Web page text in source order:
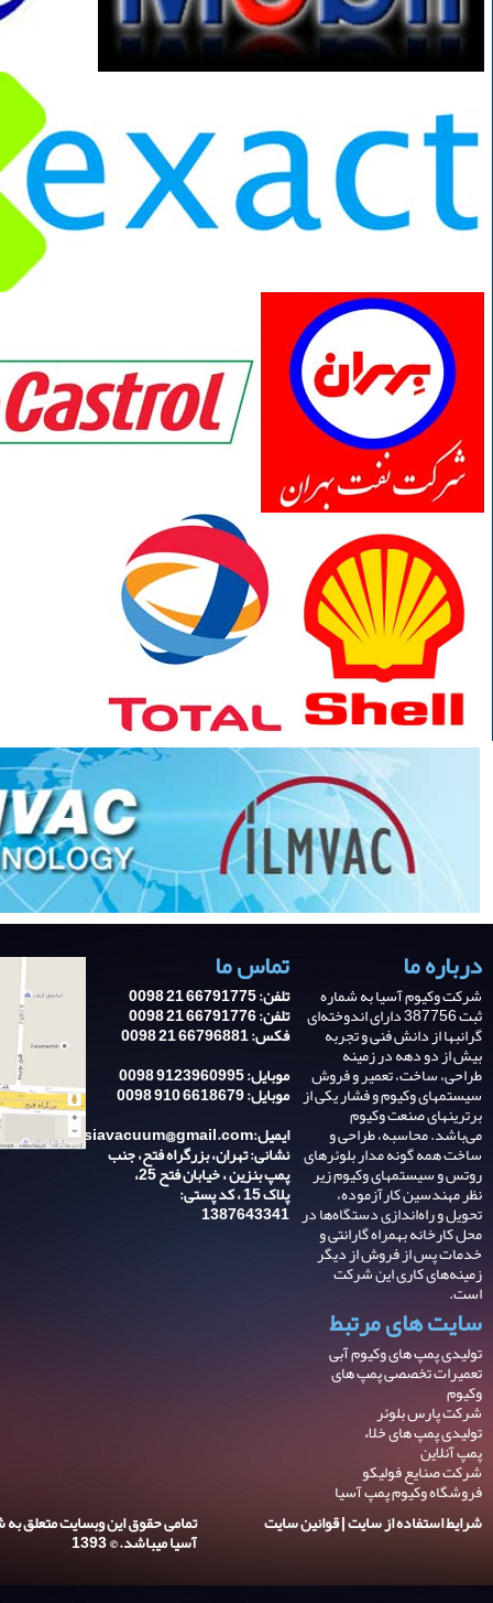
درباره ما
شرکت وکیوم آسیا به شماره
ثبت 387756 دارای اندوخته‌ای
گرانبها از دانش فنی و تجربه‌
بیش از دو دهه در زمینه
طراحی، ساخت، تعمیر و فروش
سیستمهای وکیوم و فشار یکی از
برترینهای صنعت وکیوم
می‌باشد. محاسبه، طراحی و
ساخت همه گونه مدار بلوئرهای
روتس و سیستمهای وکیوم زیر
نظر مهندسین کارآزموده،
تحویل و راه‌اندازی دستگاه‌ها در
محل کارخانه بهمراه گارانتی و
خدمات پس از فروش از دیگر
زمینه‌های کاری این شرکت
است.
سایت های مرتبط
تولیدی پمپ های وکیوم آبی
تعمیرات تخصصی پمپ های
وکیوم
شرکت پارس بلوئر
تولیدی پمپ های خلاء
پمپ آنلاین
شرکت صنایع فولیکو
فروشگاه وکیوم پمپ آسیا
تماس ما
تلفن: 66791775 21 0098
تلفن: 66791776 21 0098
فکس: 66796881 21 0098
موبایل: 9123960995 0098
موبایل: 6618679 910 0098
ایمیل:asiavacuum@gmail.com
نشانی: تهران، بزرگراه فتح، جنب
پمپ بنزین ، خیابان فتح 25،
پلاک 15 ، کد پستی:
1387643341
شرایط استفاده از سایت | قوانین سایت تمامی حقوق این وبسایت متعلق
آسیا میباشد. © 1393